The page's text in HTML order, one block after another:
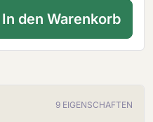
den gewünschten
In den Warenkorb
9 EIGENSCHAFTEN